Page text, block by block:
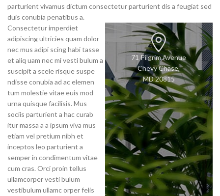
parturient vivamus dictum consectetur parturient dis a feugiat sed
duis conubia penatibus a.
Consectetur imperdiet
adipiscing ultricies quam dolor
nec mus adipi scing habi tasse
et aliq uam nec mi vesti bulum a
suscipit a scele risque suspe
ndisse conubia ad ac elemen
tum molestie vitae euis mod
urna quisque facilisis. Mus
sociis parturient a hac curab
itur massa a a ipsum viva mus
etiam vel pretium nibh et
inceptos leo parturient a
semper in condimentum vitae
cum cras. Orci proin tellus
ullamcorper vesti bulum
vestibulum ullamc orper felis
71 Pilgrim Avenue
Chevy Chase,
MD 20815